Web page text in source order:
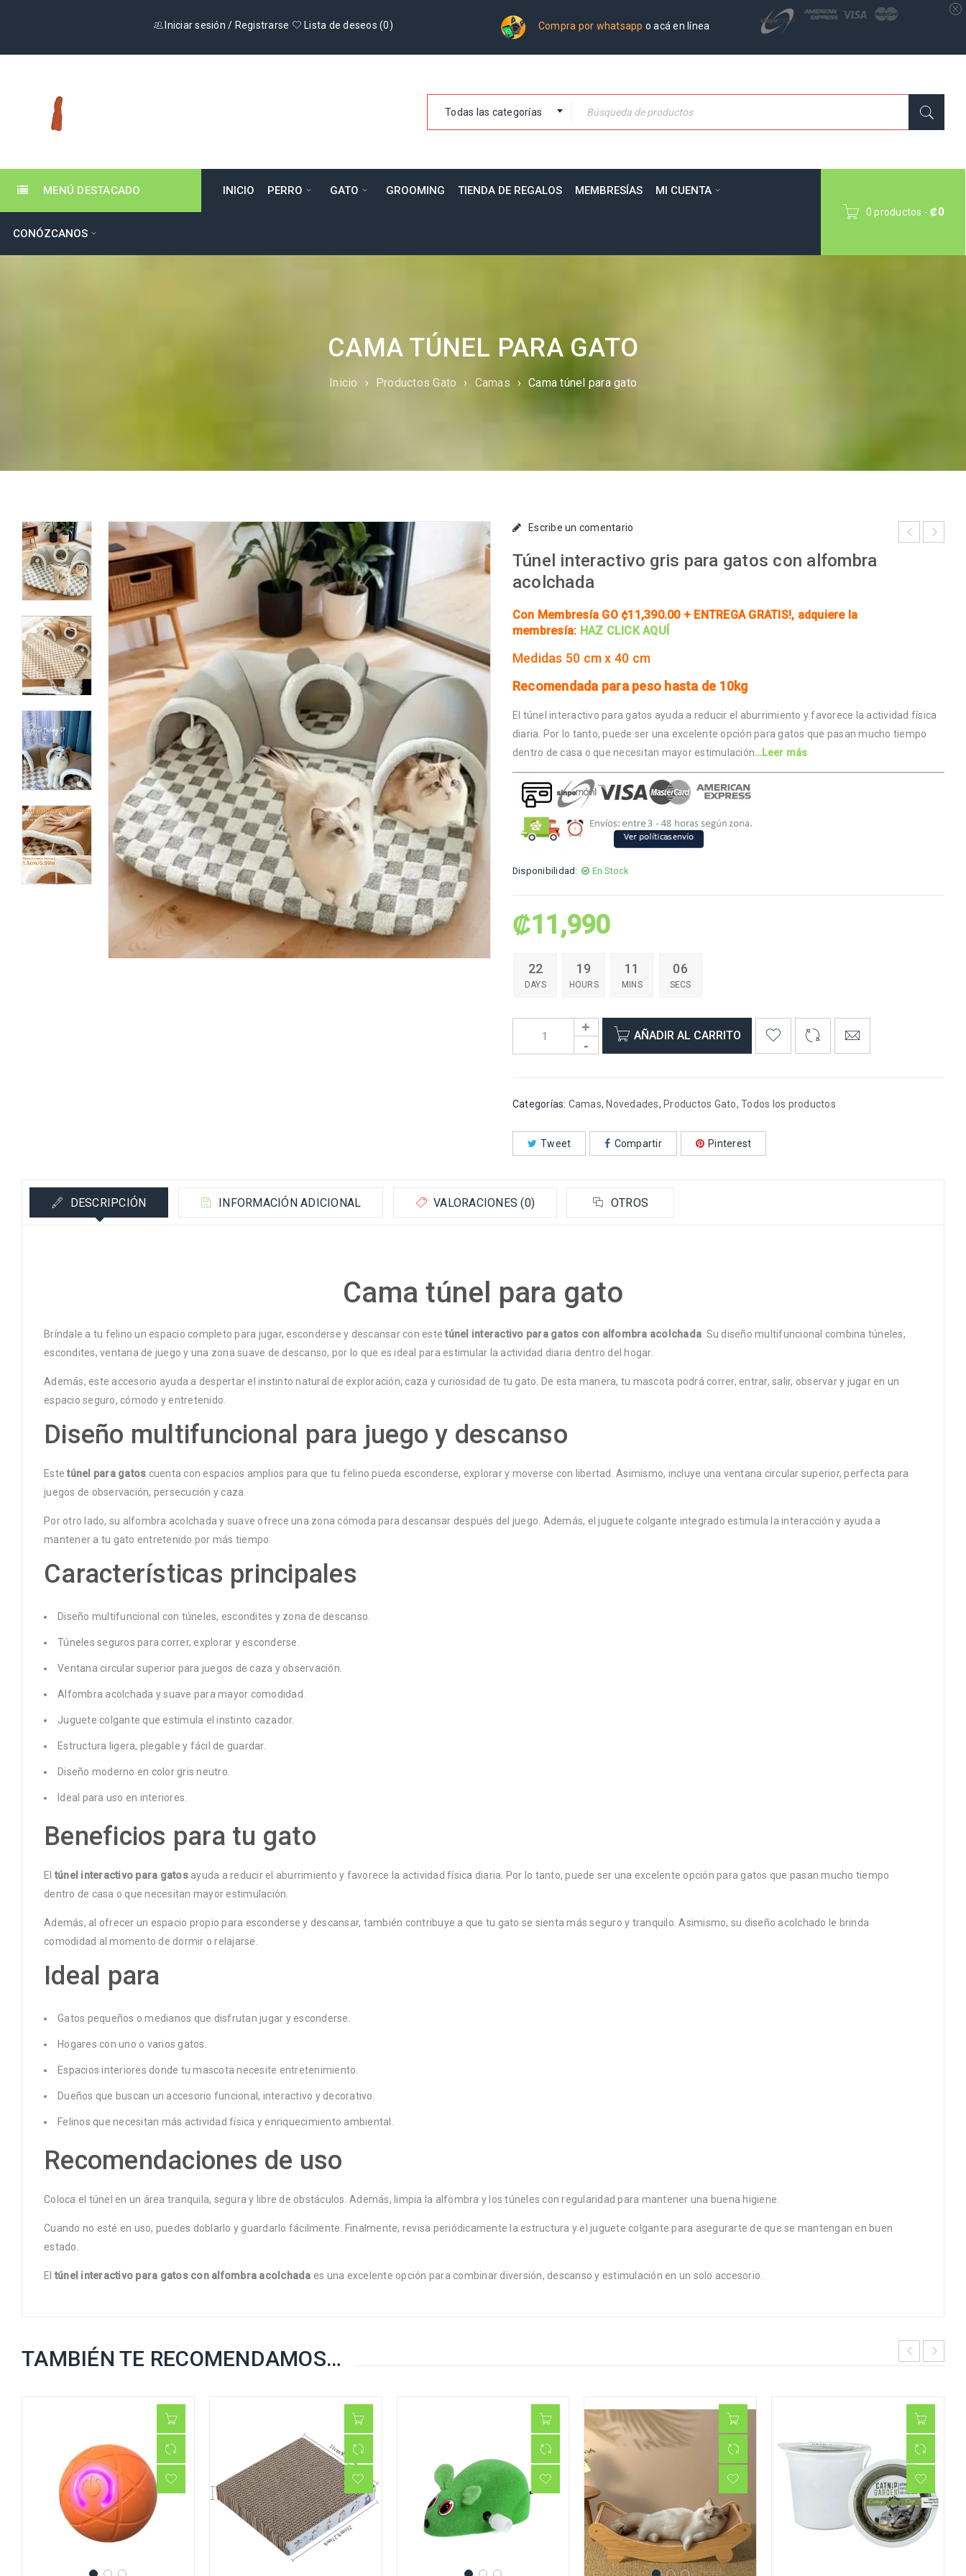
Compra por whatsapp o acá en línea
Iniciar sesión / Registrarse Lista de deseos (0)
Todas las categorías
MENÚ DESTACADO INICIO PERRO GATO GROOMING TIENDA DE REGALOS MEMBRESÍAS MI CUENTA
CONÓZCANOS
0 productos - ₡0
CAMA TÚNEL PARA GATO
Inicio › Productos Gato › Camas › Cama túnel para gato
Escribe un comentario
Túnel interactivo gris para gatos con alfombra
acolchada
Con Membresía GO ¢11,390.00 + ENTREGA GRATIS!, adquiere la
membresía: HAZ CLICK AQUÍ
Medidas 50 cm x 40 cm
Recomendada para peso hasta de 10kg
El túnel interactivo para gatos ayuda a reducir el aburrimiento y favorece la actividad física
diaria. Por lo tanto, puede ser una excelente opción para gatos que pasan mucho tiempo
dentro de casa o que necesitan mayor estimulación…Leer más
Disponibilidad: En Stock
₡11,990
22
DAYS
19
HOURS
11
MINS
05
SECS
AÑADIR AL CARRITO
Categorías: Camas, Novedades, Productos Gato,Todos los productos
Tweet Compartir Pinterest
DESCRIPCIÓN INFORMACIÓN ADICIONAL VALORACIONES (0) OTROS
Cama túnel para gato
Bríndale a tu felino un espacio completo para jugar, esconderse y descansar con estetúnel interactivo para gatos con alfombra acolchada . Su diseño multifuncional combina túneles,
escondites, ventana de juego y una zona suave de descanso, por lo que es ideal para estimular la actividad diaria dentro del hogar.
Además, este accesorio ayuda a despertar el instinto natural de exploración, caza y curiosidad de tu gato. De esta manera, tu mascota podrá correr, entrar, salir, observar y jugar en un
espacio seguro, cómodo y entretenido.
Diseño multifuncional para juego y descanso
Estetúnel para gatos cuenta con espacios amplios para que tu felino pueda esconderse, explorar y moverse con libertad. Asimismo, incluye una ventana circular superior, perfecta para
juegos de observación, persecución y caza.
Por otro lado, su alfombra acolchada y suave ofrece una zona cómoda para descansar después del juego. Además, el juguete colgante integrado estimula la interacción y ayuda a
mantener a tu gato entretenido por más tiempo.
Características principales
Diseño multifuncional con túneles, escondites y zona de descanso.
Túneles seguros para correr, explorar y esconderse.
Ventana circular superior para juegos de caza y observación.
Alfombra acolchada y suave para mayor comodidad.
Juguete colgante que estimula el instinto cazador.
Estructura ligera, plegable y fácil de guardar.
Diseño moderno en color gris neutro.
Ideal para uso en interiores.
Beneficios para tu gato
Eltúnel interactivo para gatosayuda a reducir el aburrimiento y favorece la actividad física diaria. Por lo tanto, puede ser una excelente opción para gatos que pasan mucho tiempo
dentro de casa o que necesitan mayor estimulación.
Además, al ofrecer un espacio propio para esconderse y descansar, también contribuye a que tu gato se sienta más seguro y tranquilo. Asimismo, su diseño acolchado le brinda
comodidad al momento de dormir o relajarse.
Ideal para
Gatos pequeños o medianos que disfrutan jugar y esconderse.
Hogares con uno o varios gatos.
Espacios interiores donde tu mascota necesite entretenimiento.
Dueños que buscan un accesorio funcional, interactivo y decorativo.
Felinos que necesitan más actividad física y enriquecimiento ambiental.
Recomendaciones de uso
Coloca el túnel en un área tranquila, segura y libre de obstáculos. Además, limpia la alfombra y los túneles con regularidad para mantener una buena higiene.
Cuando no esté en uso, puedes doblarlo y guardarlo fácilmente. Finalmente, revisa periódicamente la estructura y el juguete colgante para asegurarte de que se mantengan en buen
estado.
Eltúnel interactivo para gatos con alfombra acolchada es una excelente opción para combinar diversión, descanso y estimulación en un solo accesorio.
TAMBIÉN TE RECOMENDAMOS…